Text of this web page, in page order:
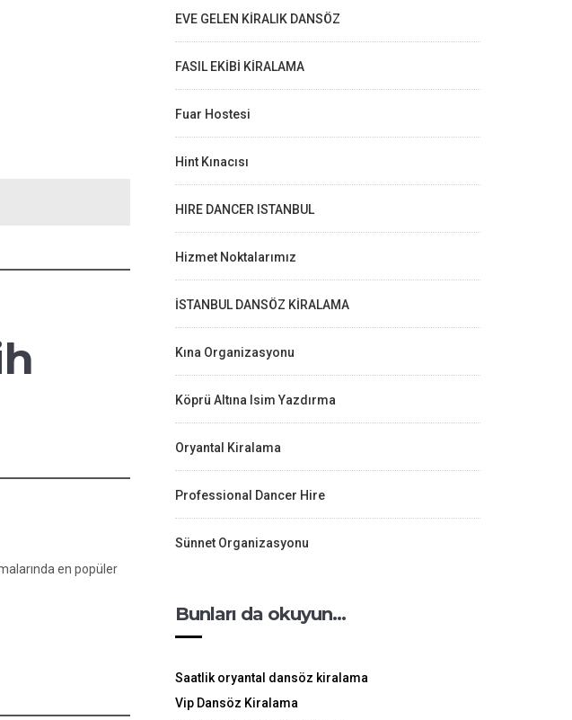
en popüler
EVE GELEN KİRALIK DANSÖZ
FASIL EKİBİ KİRALAMA
Fuar Hostesi
Hint Kınacısı
HIRE DANCER ISTANBUL
Hizmet Noktalarımız
İSTANBUL DANSÖZ KİRALAMA
Kına Organizasyonu
Köprü Altına Isim Yazdırma
Oryantal Kiralama
Professional Dancer Hire
Sünnet Organizasyonu
Bunları da okuyun…
Saatlik oryantal dansöz kiralama
Vip Dansöz Kiralama